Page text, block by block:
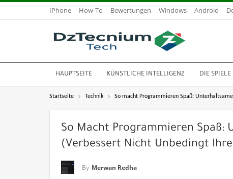
IPhone How-To Bewertungen Windows Android
HAUPTSEITE KÜNSTLICHE INTELLIGENZ DIE SPIELE
Startseite Technik So macht Programmieren Spaß:
So Macht Programmieren Spaß:
(verbessert Nicht Unbedingt
By Merwan Redha